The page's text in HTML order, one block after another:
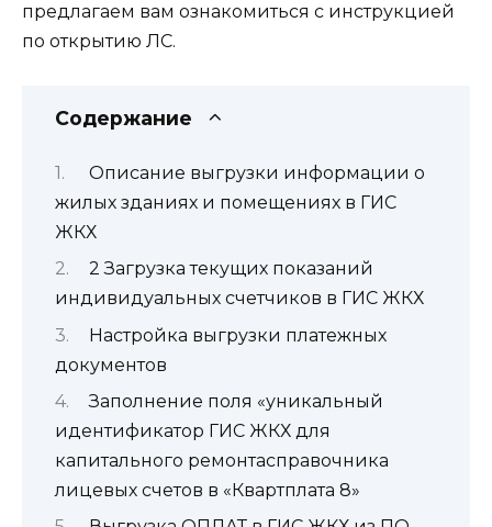
предлагаем вам ознакомиться с инструкцией
по открытию ЛС.
Содержание
Описание выгрузки информации о
жилых зданиях и помещениях в ГИС
ЖКХ
2 Загрузка текущих показаний
индивидуальных счетчиков в ГИС ЖКХ
Настройка выгрузки платежных
документов
Заполнение поля «уникальный
идентификатор ГИС ЖКХ для
капитального ремонтасправочника
лицевых счетов в «Квартплата 8»